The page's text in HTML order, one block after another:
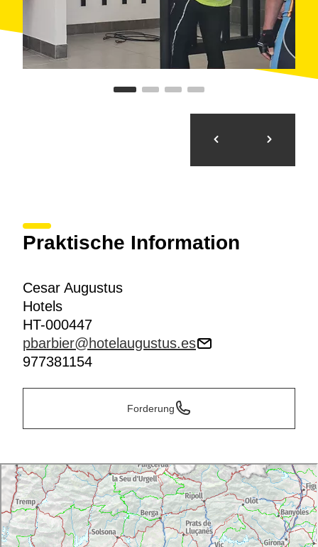
Praktische Information
Cesar Augustus
Hotels
HT-000447
pbarbier@hotelaugustus.es
977381154
Forderung